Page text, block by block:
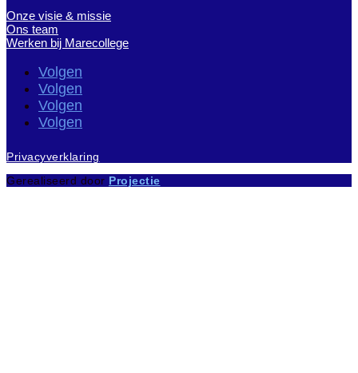
Onze visie & missie
Ons team
Werken bij Marecollege
Volgen
Volgen
Volgen
Volgen
Privacyverklaring
Gerealiseerd door Projectie